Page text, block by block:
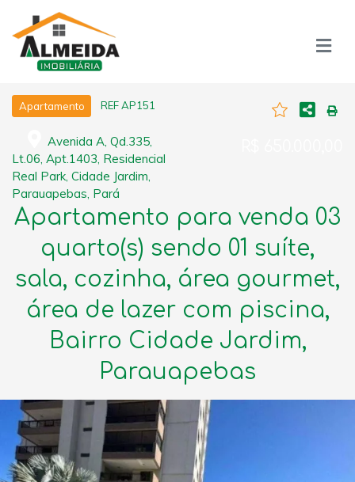
Apartamento REF AP151
Avenida A, Qd.335,
Lt.06, Apt.1403, Residencial
Real Park, Cidade Jardim,
Parauapebas, Pará
Apartamento para venda 03
quarto(s) sendo 01 suíte,
sala, cozinha, área gourmet,
área de lazer com piscina,
Bairro Cidade Jardim,
Parauapebas